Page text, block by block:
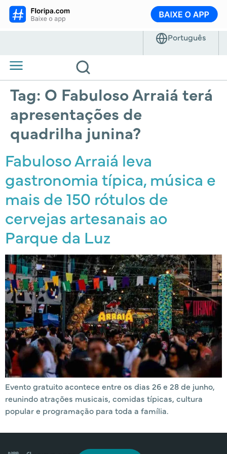
Tag: O Fabuloso Arraiá terá
apresentações de
quadrilha junina?
Fabuloso Arraiá leva
gastronomia típica, música e
mais de 150 rótulos de
cervejas artesanais ao
Parque da Luz
Evento gratuito acontece entre os dias 26 e 28 de junho,
reunindo atrações musicais, comidas típicas, cultura
popular e programação para toda a família.